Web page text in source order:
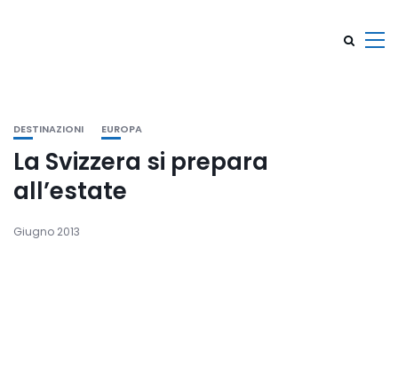
DESTINAZIONI EUROPA
La Svizzera si prepara
all’estate
Giugno 2013